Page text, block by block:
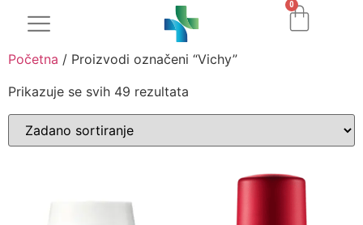
0
Početna / Proizvodi označeni “Vichy”
Prikazuje se svih 49 rezultata